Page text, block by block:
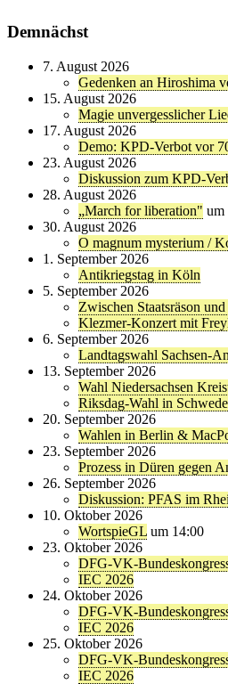
Demnächst
7. August 2026
Gedenken an Hiroshima
15. August 2026
Magie unvergesslicher
17. August 2026
Demo: KPD-Verbot vor
23. August 2026
Diskussion zum KPD-
28. August 2026
„March for liberation" um
30. August 2026
O magnum mysterium /
1. September 2026
Antikriegstag in Köln
5. September 2026
Zwischen Staatsräson und
Klezmer-Konzert mit
6. September 2026
Landtagswahl Sachsen-
13. September 2026
Wahl Niedersachsen
Riksdag-Wahl in
20. September 2026
Wahlen in Berlin &
23. September 2026
Prozess in Düren gegen
26. September 2026
Diskussion: PFAS im
10. Oktober 2026
WortspieGL um 14:00
23. Oktober 2026
DFG-VK-
IEC 2026
24. Oktober 2026
DFG-VK-
IEC 2026
25. Oktober 2026
DFG-VK-
IEC 2026